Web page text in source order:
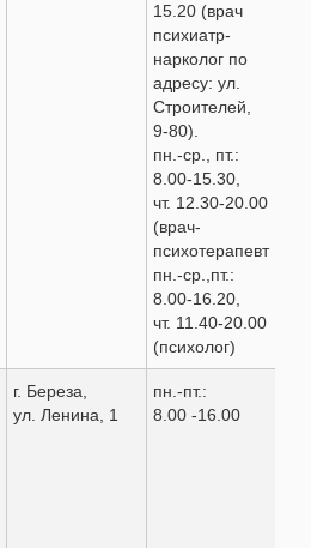
15.20 (врач
психиатр-
нарколог по
адресу: ул.
Строителей,
9-80).
пн.-ср., пт.:
8.00-15.30,
чт. 12.30-20.00
(врач-
психотерапевт
пн.-ср.,пт.:
8.00-16.20,
чт. 11.40-20.00
(психолог)
г. Береза,
ул. Ленина, 1
пн.-пт.:
8.00 -16.00